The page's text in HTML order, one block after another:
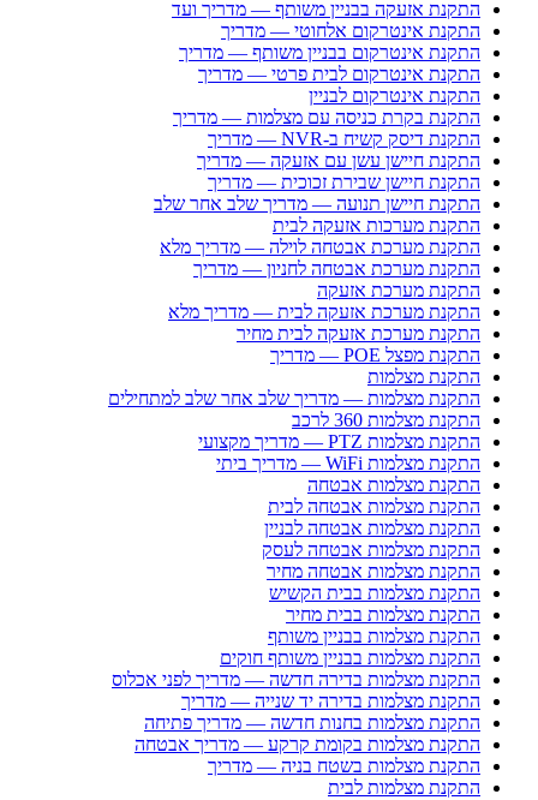
התקנת אזעקה בבניין משותף — מדריך ועד
התקנת אינטרקום אלחוטי — מדריך
התקנת אינטרקום בבניין משותף — מדריך
התקנת אינטרקום לבית פרטי — מדריך
התקנת אינטרקום לבניין
התקנת בקרת כניסה עם מצלמות — מדריך
התקנת דיסק קשיח ב-NVR — מדריך
התקנת חיישן עשן עם אזעקה — מדריך
התקנת חיישן שבירת זכוכית — מדריך
התקנת חיישן תנועה — מדריך שלב אחר שלב
התקנת מערכות אזעקה לבית
התקנת מערכת אבטחה לוילה — מדריך מלא
התקנת מערכת אבטחה לחניון — מדריך
התקנת מערכת אזעקה
התקנת מערכת אזעקה לבית — מדריך מלא
התקנת מערכת אזעקה לבית מחיר
התקנת מפצל POE — מדריך
התקנת מצלמות
התקנת מצלמות — מדריך שלב אחר שלב למתחילים
התקנת מצלמות 360 לרכב
התקנת מצלמות PTZ — מדריך מקצועי
התקנת מצלמות WiFi — מדריך ביתי
התקנת מצלמות אבטחה
התקנת מצלמות אבטחה לבית
התקנת מצלמות אבטחה לבניין
התקנת מצלמות אבטחה לעסק
התקנת מצלמות אבטחה מחיר
התקנת מצלמות בבית הקשיש
התקנת מצלמות בבית מחיר
התקנת מצלמות בבניין משותף
התקנת מצלמות בבניין משותף חוקים
התקנת מצלמות בדירה חדשה — מדריך לפני אכלוס
התקנת מצלמות בדירה יד שנייה — מדריך
התקנת מצלמות בחנות חדשה — מדריך פתיחה
התקנת מצלמות בקומת קרקע — מדריך אבטחה
התקנת מצלמות בשטח בניה — מדריך
התקנת מצלמות לבית